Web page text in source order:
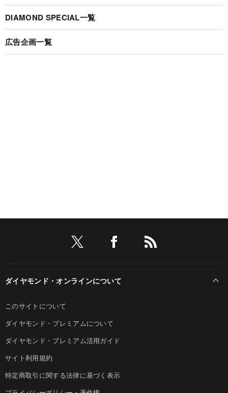
DIAMOND SPECIAL一覧
広告企画一覧
ダイヤモンド・オンラインについて
このサイトについて
ダイヤモンド・プレミアムについて
ダイヤモンド・プレミアム活用ガイド
サイト利用規約
特定商取引に関する法律に基づく表示